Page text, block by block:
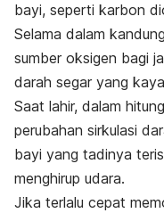
bayi, seperti karbon
Selama dalam
sumber oksigen bagi
darah segar yang
Saat lahir, dalam
perubahan sirkulasi
bayi yang tadinya
menghirup udara.
Jika terlalu cepat